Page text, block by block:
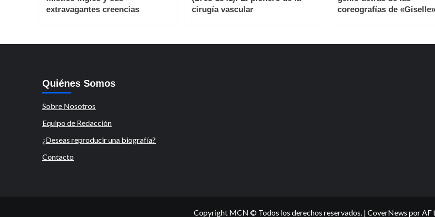
extravagantes creencias
cirugía vascular
coreografías de «Giselle»
Quiénes Somos
Sobre Nosotros
Equipo de Redacción
¿Deseas reproducir una biografía?
Contacto
Copyright MCN © Todos los derechos reservados. | CoverNews por AF